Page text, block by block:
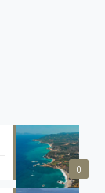
0